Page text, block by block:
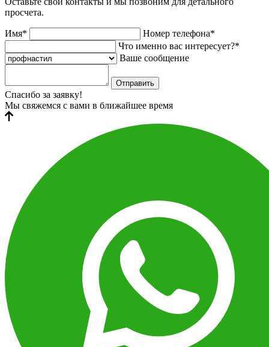
просчета.
Имя*
Номер телефона*
Что именно вас интересует?*
Ваше сообщение
Отправить
Спасибо за заявку!
Мы свяжемся с вами в ближайшее время